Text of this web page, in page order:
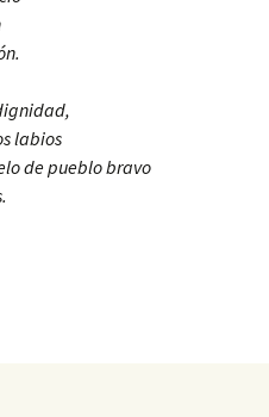
labios
de pueblo bravo